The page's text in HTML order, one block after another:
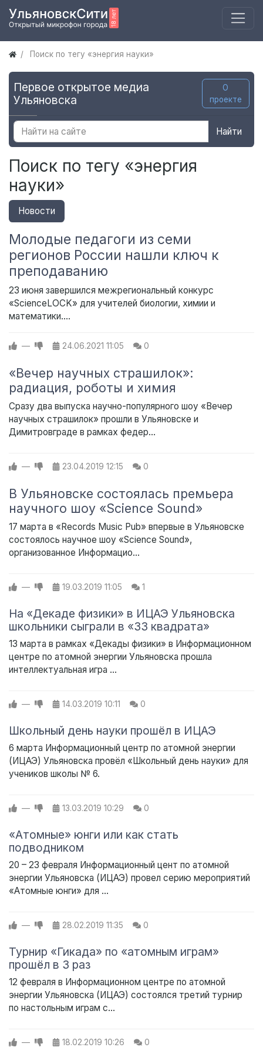
Поиск по тегу «энергия науки»
Первое открытое медиа
Ульяновска
О
проекте
Найти
Поиск по тегу «энергия
науки»
Новости
Молодые педагоги из семи
регионов России нашли ключ к
преподаванию
23 июня завершился межрегиональный конкурс
«ScienceLOCK» для учителей биологии, химии и
математики....
— 24.06.2021 11:05 0
«Вечер научных страшилок»:
радиация, роботы и химия
Сразу два выпуска научно-популярного шоу «Вечер
научных страшилок» прошли в Ульяновске и
Димитровграде в рамках федер...
— 23.04.2019 12:15 0
В Ульяновске состоялась премьера
научного шоу «Science Sound»
17 марта в «Records Music Pub» впервые в Ульяновске
состоялось научное шоу «Science Sound»,
организованное Информацио...
— 19.03.2019 11:05 1
На «Декаде физики» в ИЦАЭ Ульяновска
школьники сыграли в «33 квадрата»
13 марта в рамках «Декады физики» в Информационном
центре по атомной энергии Ульяновска прошла
интеллектуальная игра ...
— 14.03.2019 10:11 0
Школьный день науки прошёл в ИЦАЭ
6 марта Информационный центр по атомной энергии
(ИЦАЭ) Ульяновска провёл «Школьный день науки» для
учеников школы № 6.
— 13.03.2019 10:29 0
«Атомные» юнги или как стать
подводником
20 – 23 февраля Информационный цент по атомной
энергии Ульяновска (ИЦАЭ) провел серию мероприятий
«Атомные юнги» для ...
— 28.02.2019 11:35 0
Турнир «Гикада» по «атомным играм»
прошёл в 3 раз
12 февраля в Информационном центре по атомной
энергии Ульяновска (ИЦАЭ) состоялся третий турнир
по настольным играм с...
— 18.02.2019 10:26 0